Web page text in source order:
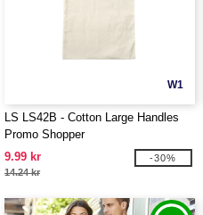
W1
LS LS42B - Cotton Large Handles
Promo Shopper
9.99 kr
14.24 kr
-30%